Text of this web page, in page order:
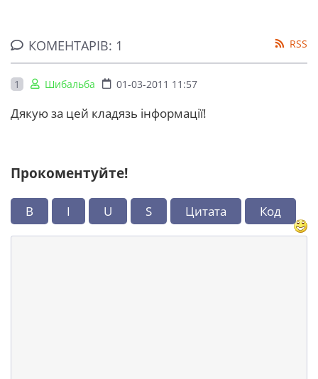
КОМЕНТАРІВ: 1 RSS
1 Шибальба 01-03-2011 11:57
Дякую за цей кладязь інформації!
Прокоментуйте!
B I U S Цитата Код